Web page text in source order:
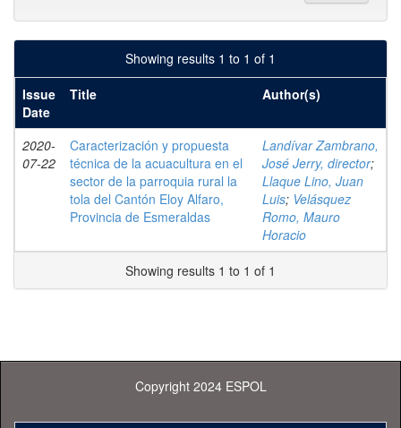
Showing results 1 to 1 of 1
Issue
Date
Title Author(s)
2020-
07-22
Caracterización y propuesta
técnica de la acuacultura en el
sector de la parroquia rural la
tola del Cantón Eloy Alfaro,
Provincia de Esmeraldas
Landívar Zambrano,
José Jerry, director;
Llaque Lino, Juan
Luis; Velásquez
Romo, Mauro
Horacio
Showing results 1 to 1 of 1
Copyright 2024 ESPOL